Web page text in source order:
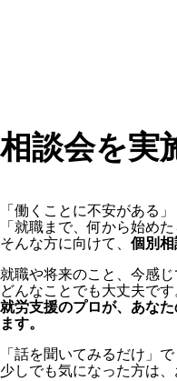
相談会を実
「働くことに不安がある」
「就職まで、何から始め
そんな方に向けて、 個別
就職や将来のこと、今感じ
どんなことでも大丈夫です
就労支援のプロが、あな
ます。
「話を聞いてみるだけ」
少しでも気になった方は